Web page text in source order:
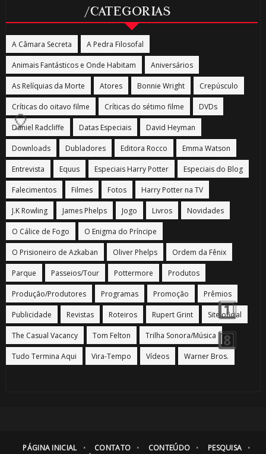
/CATEGORIAS
A Câmara Secreta A Pedra Filosofal
Animais Fantásticos e Onde Habitam Aniversários
As Relíquias da Morte Atores Bonnie Wright Crepúsculo
Críticas do oitavo filme Críticas do sétimo filme DVDs
Daniel Radcliffe Datas Especiais David Heyman
Downloads Dubladores Editora Rocco Emma Watson
Entrevista Equus Especiais Harry Potter Especiais do Blog
Falecimentos Filmes Fotos Harry Potter na TV
J.K Rowling James Phelps Jogo Livros Novidades
O Cálice de Fogo O Enigma do Príncipe
O Prisioneiro de Azkaban Oliver Phelps Ordem da Fênix
Parque Passeios/Tour Pottermore Produtos
Produção/Produtores Programas Promoção Prêmios
Publicidade Revistas Roteiros Rupert Grint Site oficial
The Casual Vacancy Tom Felton Trilha Sonora/Música
Tudo Termina Aqui Vira-Tempo Vídeos Warner Bros.
PÁGINA INICIAL CONTATO CONTEÚDO
PESQUISA
1️⃣ 8️⃣
🎂
🎂 🎂
⚡
1️⃣
🎈